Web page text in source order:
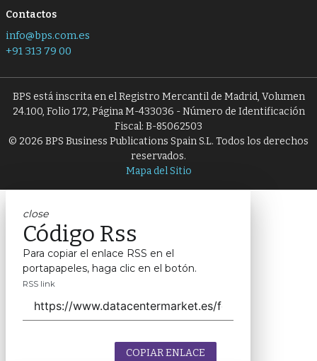
Contactos
info@bps.com.es
+91 313 79 00
BPS está inscrita en el Registro Mercantil de Madrid, Volumen
24.100, Folio 172, Página M-433036 - Número de Identificación
Fiscal: B-85062503
© 2026 BPS Business Publications Spain S.L. Todos los derechos
reservados.
Mapa del Sitio
close
Código Rss
Para copiar el enlace RSS en el
portapapeles, haga clic en el botón.
RSS link
COPIAR ENLACE